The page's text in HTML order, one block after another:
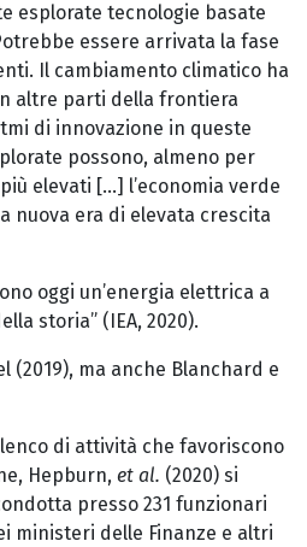
esplorate tecnologie basate
essere arrivata la fase
Il cambiamento climatico ha
altre parti della frontiera
di innovazione in queste
possono, almeno per
elevati [...] l’economia verde
nuova era di elevata crescita
oggi un’energia elettrica a
storia” (IEA, 2020).
(2019), ma anche Blanchard e
di attività che favoriscono
Hepburn, et al. (2020) si
presso 231 funzionari
ministeri delle Finanze e altri